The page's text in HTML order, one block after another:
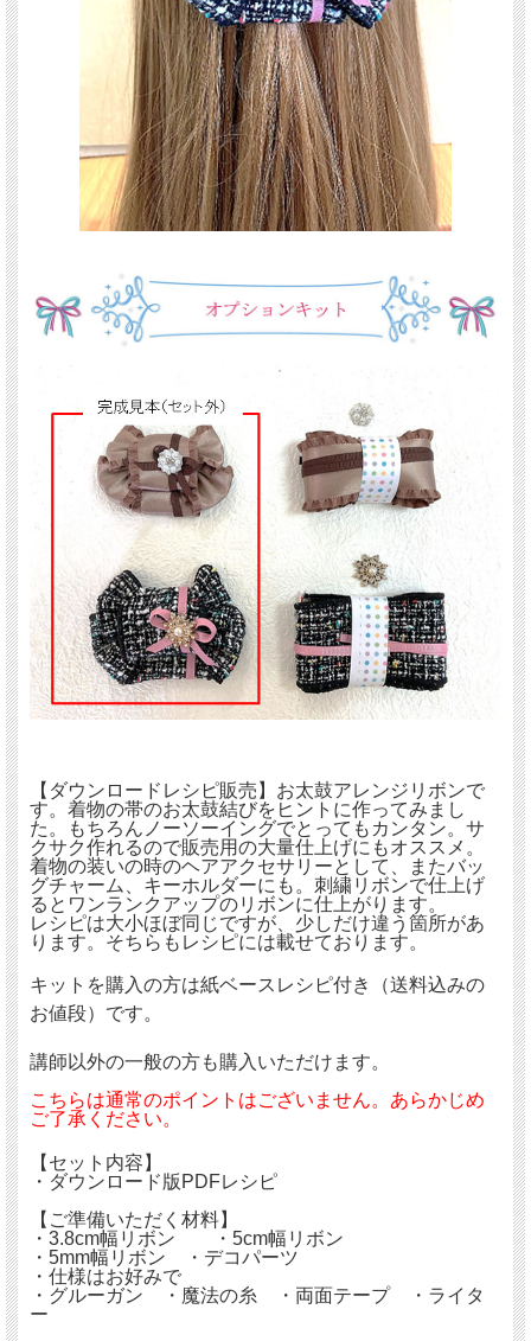
【ダウンロードレシピ販売】お太鼓アレンジリボンで
す。着物の帯のお太鼓結びをヒントに作ってみまし
た。もちろんノーソーイングでとってもカンタン。サ
クサク作れるので販売用の大量仕上げにもオススメ。
着物の装いの時のヘアアクセサリーとして、またバッ
グチャーム、キーホルダーにも。刺繍リボンで仕上げ
るとワンランクアップのリボンに仕上がります。
レシピは大小ほぼ同じですが、少しだけ違う箇所があ
ります。そちらもレシピには載せております。
キットを購入の方は紙ベースレシピ付き（送料込みの
お値段） です。
講師以外の一般の方も購入いただけます。
こちらは通常のポイントはございません。あらかじめ
ご了承ください。
【セット内容】
・ダウンロード版PDFレシピ
【ご準備いただく材料】
・3.8cm幅リボン ・5cm幅リボン
・5mm幅リボン ・デコパーツ
・仕様はお好みで
・グルーガン ・魔法の糸 ・両面テープ ・ライタ
ー